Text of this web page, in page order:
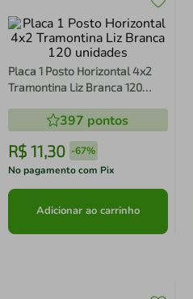
Placa 1 Posto Horizontal 4x2
Tramontina Liz Branca 120
397 pontos
R$ 11,30 -67%
No pagamento com Pix
Adicionar ao carrinho